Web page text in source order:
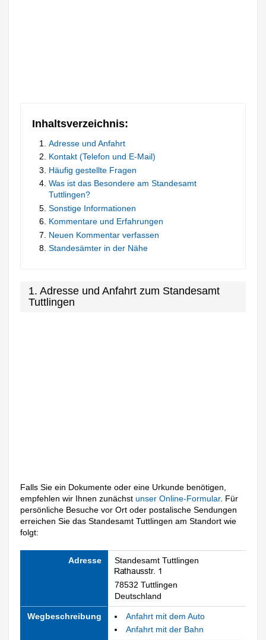
Inhaltsverzeichnis:
Adresse und Anfahrt
Kontakt (Telefon und E-Mail)
Häufig gestellte Fragen
Was ist das Besondere am Standesamt
Tuttlingen?
Sonstige Informationen
Kommentare und Erfahrungen
Neuen Kommentar verfassen
Standesämter in der Nähe
1. Adresse und Anfahrt zum Standesamt
Tuttlingen
Falls Sie ein Dokumente oder eine Urkunde benötigen,
empfehlen wir Ihnen zunächstunser Online-Formular. Für
persönliche Besuche vor Ort oder postalische Sendungen
erreichen Sie das Standesamt Tuttlingen am Standort wie
folgt:
Adresse Standesamt Tuttlingen
78532 Tuttlingen
Deutschland
Wegbeschreibung
Anfahrt mit dem Auto
Anfahrt mit der Bahn